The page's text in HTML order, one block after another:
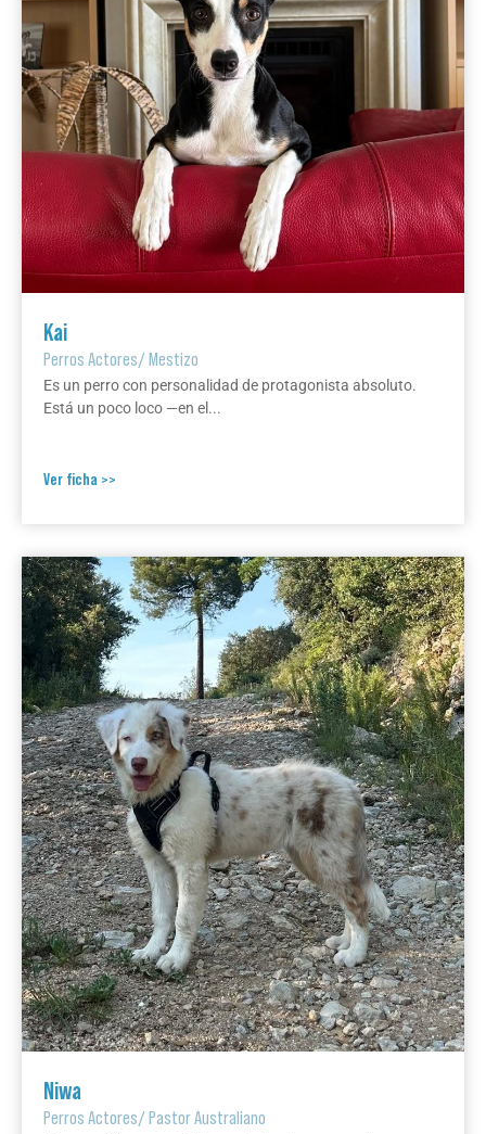
Kai
Perros Actores/Mestizo
Es un perro con personalidad de protagonista absoluto.
Está un poco loco —en el...
Ver ficha >>
Niwa
Perros Actores/Pastor Australiano